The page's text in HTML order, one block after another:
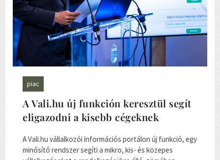
piac
A Vali.hu új funkción keresztül segít
eligazodni a kisebb cégeknek
A Vali.hu vállalkozói információs portálon új funkció, egy
minősítő rendszer segíti a mikro, kis- és közepes